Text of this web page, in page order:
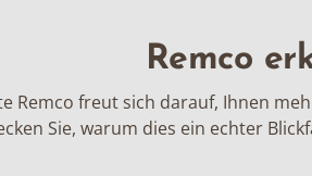
Remco
Remco freut sich darauf, Ihnen
Sie, warum dies ein echter